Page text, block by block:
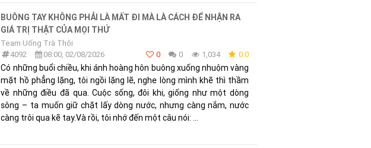
BUÔNG TAY KHÔNG PHẢI LÀ MẤT ĐI MÀ LÀ CÁCH ĐỂ NHẬN RA
GIÁ TRỊ THẬT CỦA MỌI THỨ
Team Uống Trà Thôi
4092
08:00, 02/08/2026 0 0 1,034 0.0
Có những buổi chiều, khi ánh hoàng hôn buông xuống nhuộm vàng
mặt hồ phẳng lặng, tôi ngồi lặng lẽ, nghe lòng mình khẽ thì thầm
về những điều đã qua. Cuộc sống, đôi khi, giống như một dòng
sông – ta muốn giữ chặt lấy dòng nước, nhưng càng nắm, nước
càng trôi qua kẽ tay.Và rồi, tôi nhớ đến một câu nói: ...